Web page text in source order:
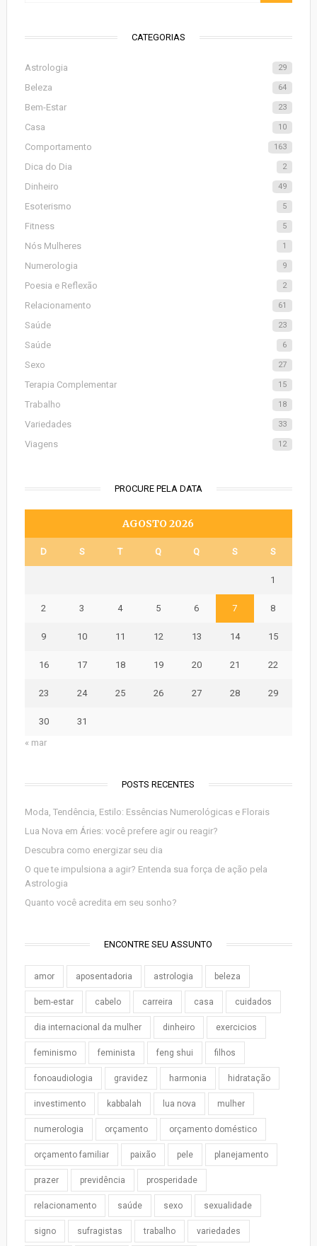
CATEGORIAS
Astrologia 29
Beleza 64
Bem-Estar 23
Casa 10
Comportamento 163
Dica do Dia 2
Dinheiro 49
Esoterismo 5
Fitness 5
Nós Mulheres 1
Numerologia 9
Poesia e Reflexão 2
Relacionamento 61
Saúde 23
Saúde 6
Sexo 27
Terapia Complementar 15
Trabalho 18
Variedades 33
Viagens 12
PROCURE PELA DATA
AGOSTO 2026
D S T Q Q S S
1
2 3 4 5 6 7 8
9 10 11 12 13 14 15
16 17 18 19 20 21 22
23 24 25 26 27 28 29
30
31
« mar
POSTS RECENTES
Moda, Tendência, Estilo: Essências Numerológicas e Florais
Lua Nova em Áries: você prefere agir ou reagir?
Descubra como energizar seu dia
O que te impulsiona a agir? Entenda sua força de ação pela
Astrologia
Quanto você acredita em seu sonho?
ENCONTRE SEU ASSUNTO
amor aposentadoria astrologia beleza
bem-estar cabelo carreira casa cuidados
dia internacional da mulher dinheiro exercicios
feminismo feminista feng shui filhos
fonoaudiologia gravidez harmonia hidratação
investimento kabbalah lua nova mulher
numerologia orçamento orçamento doméstico
orçamento familiar paixão pele planejamento
prazer previdência prosperidade
relacionamento saúde sexo sexualidade
signo sufragistas trabalho variedades